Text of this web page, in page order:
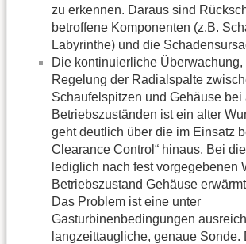
zu erkennen. Daraus sind
betroffene Komponenten (z.B.
Labyrinthe) und die
Die kontinuierliche Überwachung,
Regelung der Radialspalte
Schaufelspitzen und Gehäuse bei
Betriebszuständen ist ein alter
geht deutlich über die im Einsatz
Clearance Control“ hinaus. Bei
lediglich nach fest vorgegebenen
Betriebszustand Gehäuse
Das Problem ist eine unter
Gasturbinenbedingungen
langzeittaugliche, genaue Sonde.